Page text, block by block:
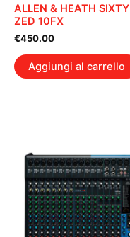
ALLEN & HEATH SIXTY
ZED 10FX
€450.00
Aggiungi al carrello